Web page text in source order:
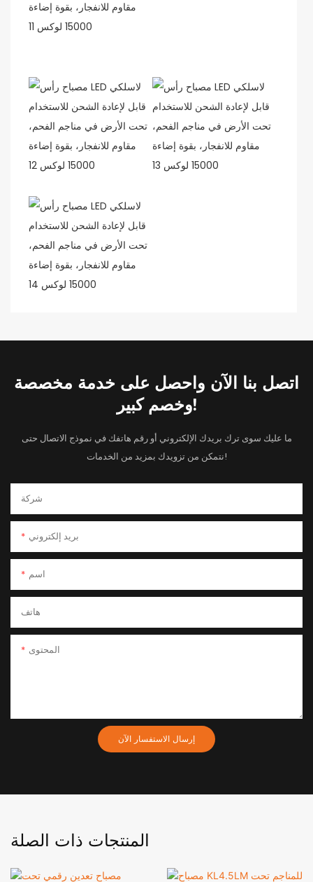
اتصل بنا الآن واحصل على خدمة مخصصة
وخصم كبير!
ما عليك سوى ترك بريدك الإلكتروني أو رقم هاتفك في نموذج الاتصال حتى
نتمكن من تزويدك بمزيد من الخدمات!
شركة
بريد إلكتروني
اسم
هاتف
المحتوى
إرسال الاستفسار الآن
المنتجات ذات الصلة